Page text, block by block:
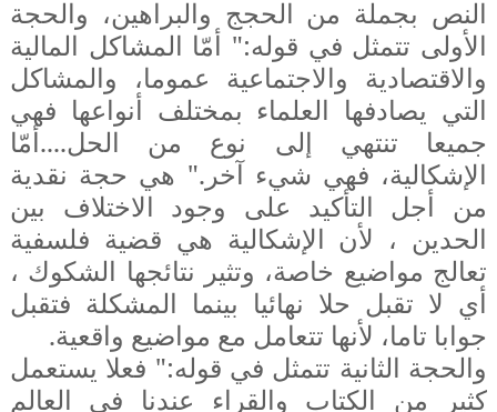
النص بجملة من الحجج والبراهين، والحجة
الأولى تتمثل في قوله:" أمّا المشاكل المالية
والاقتصادية والاجتماعية عموما، والمشاكل
التي يصادفها العلماء بمختلف أنواعها فهي
جميعا تنتهي إلى نوع من الحل....أمّا
الإشكالية، فهي شيء آخر." هي حجة نقدية
من أجل التأكيد على وجود الاختلاف بين
الحدين ، لأن الإشكالية هي قضية فلسفية
تعالج مواضيع خاصة، وتثير نتائجها الشكوك ،
أي لا تقبل حلا نهائيا بينما المشكلة فتقبل
جوابا تاما، لأنها تتعامل مع مواضيع واقعية.
والحجة الثانية تتمثل في قوله:" فعلا يستعمل
كثير من الكتاب والقراء عندنا في العالم